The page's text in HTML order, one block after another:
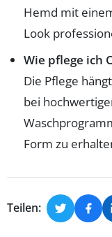
Hemd mit
Look
Wie pflege ich
Die Pflege
bei
Form zu
Teilen: